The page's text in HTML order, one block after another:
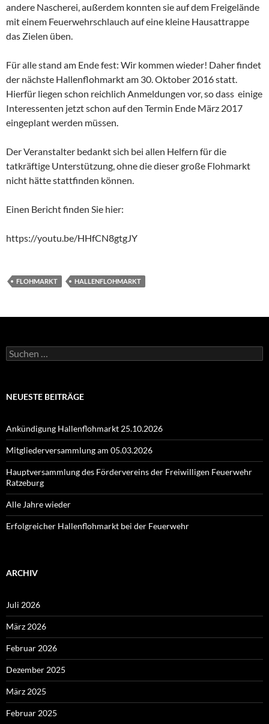
andere Nascherei, außerdem konnten sie auf dem Freigelände
mit einem Feuerwehrschlauch auf eine kleine Hausattrappe
das Zielen üben.
Für alle stand am Ende fest: Wir kommen wieder! Daher findet
der nächste Hallenflohmarkt am 30. Oktober 2016 statt.
Hierfür liegen schon reichlich Anmeldungen vor, so dass einige
Interessenten jetzt schon auf den Termin Ende März 2017
eingeplant werden müssen.
Der Veranstalter bedankt sich bei allen Helfern für die
tatkräftige Unterstützung, ohne die dieser große Flohmarkt
nicht hätte stattfinden können.
Einen Bericht finden Sie hier:
https://youtu.be/HHfCN8gtgJY
FLOHMARKT HALLENFLOHMARKT
Suchen
nach:
NEUESTE BEITRÄGE
Ankündigung Hallenflohmarkt 25.10.2026
Mitgliederversammlung am 05.03.2026
Hauptversammlung des Fördervereins der Freiwilligen Feuerwehr
Ratzeburg
Alle Jahre wieder
Erfolgreicher Hallenflohmarkt bei der Feuerwehr
ARCHIV
Juli 2026
März 2026
Februar 2026
Dezember 2025
März 2025
Februar 2025